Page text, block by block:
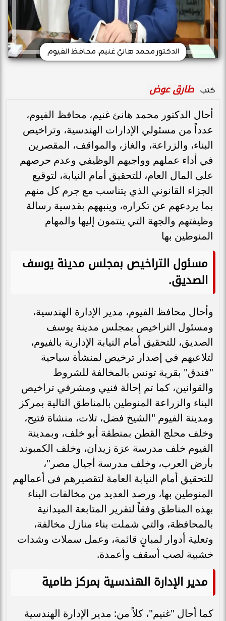
الدكتور محمد هانئ غنيم، محافظ الفيوم
كتب طارق عوض
أحال الدكتور محمد هانئ غنيم، محافظ الفيوم،
عدداً من مسئولي الإدارات الهندسية، وتراخيص
البناء، والزراعة، والغاز، والمواقف، المقصرين
في أداء عملهم وواجبهم الوظيفي وعدم حرصهم
على المال العام، للتحقيق أمام النيابة، لتوقيع
الجزاء القانوني الذي يتناسب مع جرم كل منهم
بما يردعهم عن تكراره، وينبههم بقدسية رسالة
وظيفتهم والجهة التي ينتمون إليها والمهام
المنوطين بها
مسئول التراخيص بمجلس مدينة يوسف
الصديق.
وأحال محافظ الفيوم، مدير الإدارة الهندسية،
ومسئول التراخيص بمجلس مدينة يوسف
الصديق، للتحقيق أمام النيابة الإدارية بالفيوم،
لتلاعبهم في إصدار ترخيص لمنشأة سياحية
"فندق" بقرية تونس بالمخالفة للشروط
والقوانين، كما تم إحالة فنيي ومشرفي تراخيص
البناء والزراعة المنوطين بالمناطق التالية بمركز
ومدينة الفيوم "الشيخ فضل، تلات، منشاة فتيح،
وخلف محلج القطن بمنطقة أبو خلف، وبمدينة
الفيوم خلف مدرسة عزة زيدان، وخلف الكمبوند
بأرض العرب، وخلف مدرسة أجيال مصر"،
للتحقيق أمام النيابة العامة لتقصيرهم فى أعمالهم
المنوطين بها، ورصد العديد من مخالفات البناء
بهذه المناطق وفقاً لتقرير المتابعة الميدانية
بالمحافظة، والتي شملت بناء منازل مخالفة،
وتعلية أدوار لمبانٍ قائمة، وعمل سملات وشدات
خشبية لصب أسقف وأعمدة.
مدير الإدارة الهندسية بمركز طامية
كما أحال "غنيم"، كلاً من: مدير الإدارة الهندسية